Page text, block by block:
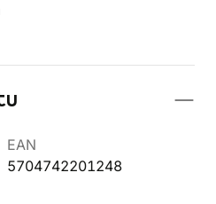
EAN
5704742201248